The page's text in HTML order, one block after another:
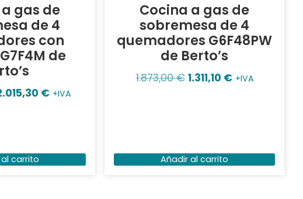
gas de
de 4
con
de
€ +IVA
carrito
Cocina a gas de
sobremesa de 4
quemadores G6F48PW
de Berto’s
1.873,00€ 1.311,10 € +IVA
Añadir al carrito